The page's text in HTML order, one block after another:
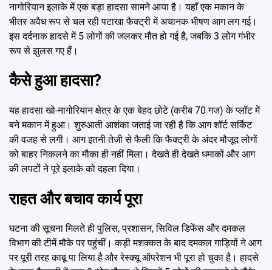
नागोरियान इलाके में एक बड़ा हादसा सामने आया है। यहाँ एक मकान के
भीतर अवैध रूप से चल रही पटाखा फैक्ट्री में अचानक भीषण आग लग गई।
इस दर्दनाक हादसे में 5 लोगों की जलकर मौत हो गई है, जबकि 3 लोग गंभीर
रूप से झुलस गए हैं।
कैसे हुआ हादसा?
यह हादसा खो-नागोरियान क्षेत्र के एक बेहद छोटे (करीब 70 गज) के प्लॉट में
बने मकान में हुआ। शुरुआती आशंका जताई जा रही है कि आग शॉर्ट सर्किट
की वजह से लगी। आग इतनी तेजी से फैली कि फैक्ट्री के अंदर मौजूद लोगों
को बाहर निकलने का मौका ही नहीं मिला। देखते ही देखते धमाकों और आग
की लपटों ने पूरे इलाके को दहला दिया।
राहत और बचाव कार्य पूरा
घटना की सूचना मिलते ही पुलिस, प्रशासन, सिविल डिफेंस और दमकल
विभाग की टीमें मौके पर पहुंचीं। कड़ी मशक्कत के बाद दमकल गाड़ियों ने आग
पर पूरी तरह काबू पा लिया है और रेस्क्यू ऑपरेशन भी पूरा हो चुका है। हादसे